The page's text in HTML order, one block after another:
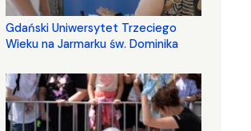
Gdański Uniwersytet Trzeciego
Wieku na Jarmarku św. Dominika